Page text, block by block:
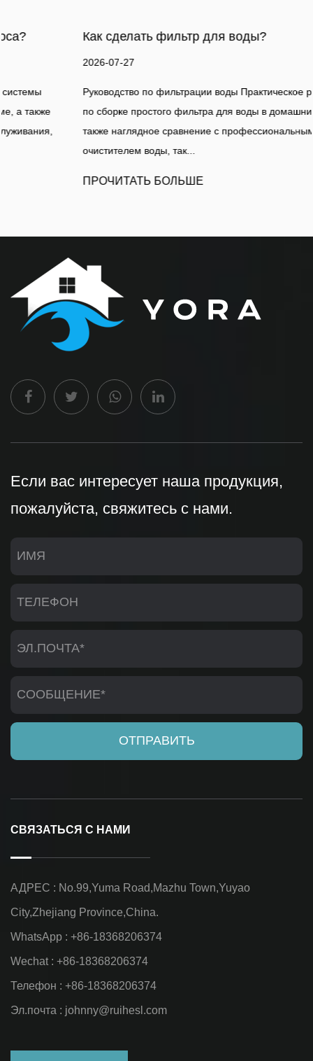
Как сделать фильтр для воды?
Руководство по фильтрации воды Практическое руководство
по сборке простого фильтра для воды в домашних условиях, а
также наглядное сравнение с профессиональным
очистителем воды, так...
ПРОЧИТАТЬ БОЛЬШЕ
Если вас интересует наша продукция,
пожалуйста, свяжитесь с нами.
СВЯЗАТЬСЯ С НАМИ
АДРЕС : No.99,Yuma Road,Mazhu Town,Yuyao
City,Zhejiang Province,China.
WhatsApp : +86-18368206374
Wechat : +86-18368206374
Телефон : +86-18368206374
Эл.почта : johnny@ruihesl.com